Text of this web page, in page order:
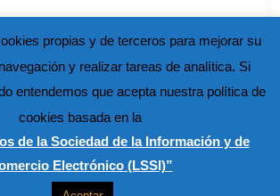
propias y de terceros para mejorar su
y realizar tareas de analítica. Si
entendemos que acepta nuestra política de
cookies basada en la
de la Sociedad de la Información y de
Electrónico (LSSI)”